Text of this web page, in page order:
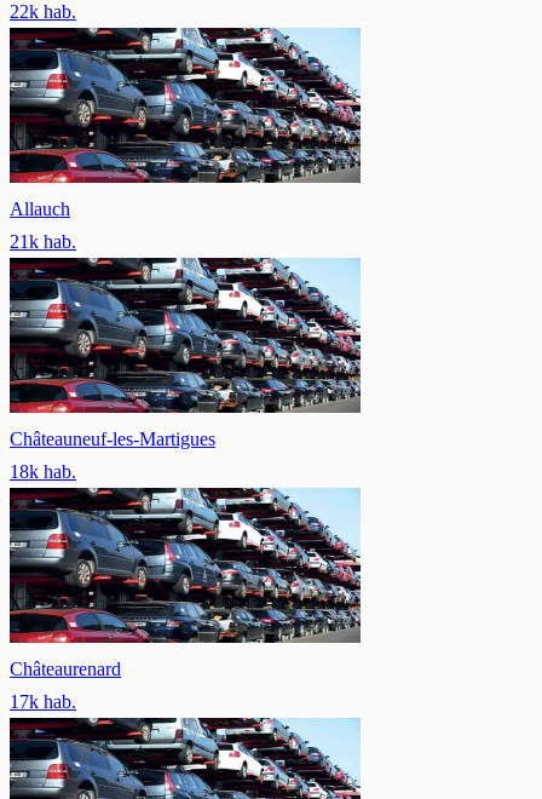
22k hab.
Allauch
21k hab.
Châteauneuf-les-Martigues
18k hab.
Châteaurenard
17k hab.